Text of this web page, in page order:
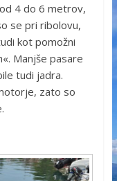
4 do 6 metrov,
se pri ribolovu,
kot pomožni
Manjše pasare
tudi jadra.
zato so